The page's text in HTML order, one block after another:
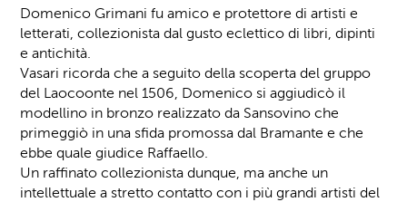
Domenico Grimani fu amico e protettore di artisti e
letterati, collezionista dal gusto eclettico di libri, dipinti
e antichità.
Vasari ricorda che a seguito della scoperta del gruppo
del Laocoonte nel 1506, Domenico si aggiudicò il
modellino in bronzo realizzato da Sansovino che
primeggiò in una sfida promossa dal Bramante e che
ebbe quale giudice Raffaello.
Un raffinato collezionista dunque, ma anche un
intellettuale a stretto contatto con i più grandi artisti del